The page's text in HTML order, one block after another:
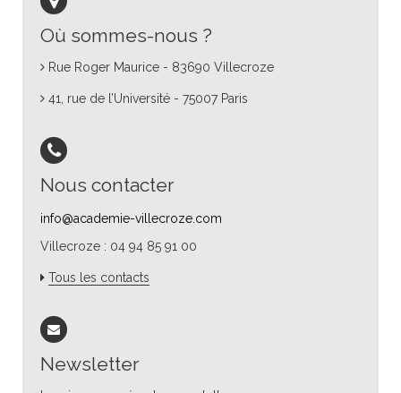
Où sommes-nous ?
Rue Roger Maurice - 83690 Villecroze
41, rue de l’Université - 75007 Paris
Nous contacter
info@academie-villecroze.com
Villecroze : 04 94 85 91 00
Tous les contacts
Newsletter